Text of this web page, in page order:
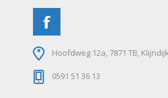
Hoofdweg 12a, 7871 TB,
0591 51 36 13